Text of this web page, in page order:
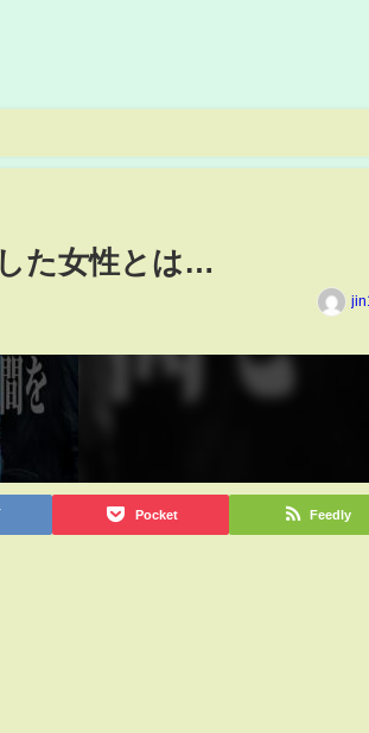
た女性とは…
Pocket Feedly